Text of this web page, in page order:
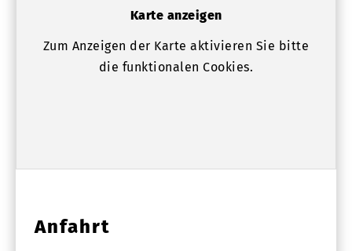
Karte anzeigen
Zum Anzeigen der Karte aktivieren Sie bitte
die funktionalen Cookies.
Anfahrt